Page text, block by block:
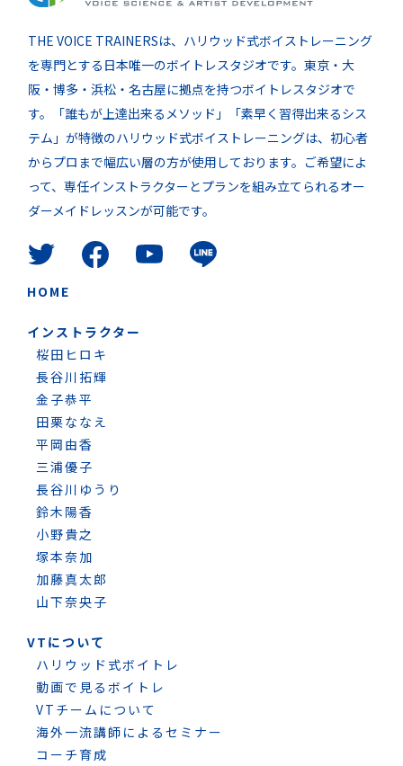
THE VOICE TRAINERSは、ハリウッド式ボイストレーニング
を専門とする日本唯一のボイトレスタジオです。東京・大
阪・博多・浜松・名古屋に拠点を持つボイトレスタジオで
す。「誰もが上達出来るメソッド」「素早く習得出来るシス
テム」が特徴のハリウッド式ボイストレーニングは、初心者
からプロまで幅広い層の方が使用しております。ご希望によ
って、専任インストラクターとプランを組み立てられるオー
ダーメイドレッスンが可能です。
HOME
インストラクター
桜田ヒロキ
長谷川拓輝
金子恭平
田栗ななえ
平岡由香
三浦優子
長谷川ゆうり
鈴木陽香
小野貴之
塚本奈加
加藤真太郎
山下奈央子
VTについて
ハリウッド式ボイトレ
動画で見るボイトレ
VTチームについて
海外一流講師によるセミナー
コーチ育成